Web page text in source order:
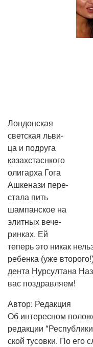
Лон­дон­ская
свет­ская льви­
ца и подру­га
казах­стасн­ко­го
оли­гар­ха Гога
Ашке­на­зи пере­
ста­ла пить
шам­пан­ское на
элит­ных вече­
рин­ках. Ей
теперь это никак
ребен­ка (уже
ден­та Нур­сул­та­на
вас поздравляем!
Автор: Редак­ция
Об инте­рес­ном
редак­ции
ской тусов­ки. По его